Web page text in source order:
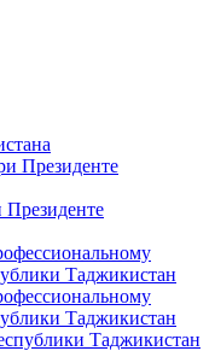
Президенте
Президенте
Таджикистан
Таджикистан
Таджикистан